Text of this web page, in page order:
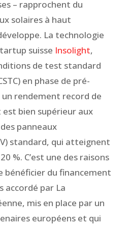
– rapprochent du
solaires à haut
La technologie
suisse Insolight,
de test standard
en phase de pré-
rendement record de
est bien supérieur aux
panneaux
standard, qui atteignent
%. C’est une des raisons
bénéficier du financement
accordé par La
mis en place par un
européens et qui